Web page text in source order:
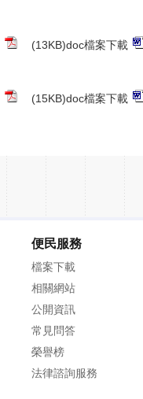
(13KB)doc檔案下載
(15KB)doc檔案下載
便民服務
檔案下載
相關網站
公開資訊
常見問答
榮譽榜
法律諮詢服務